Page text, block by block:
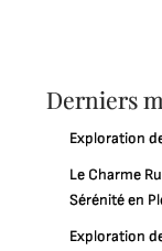
Derniers
Exploration
Le Charme
Sérénité en
Exploration